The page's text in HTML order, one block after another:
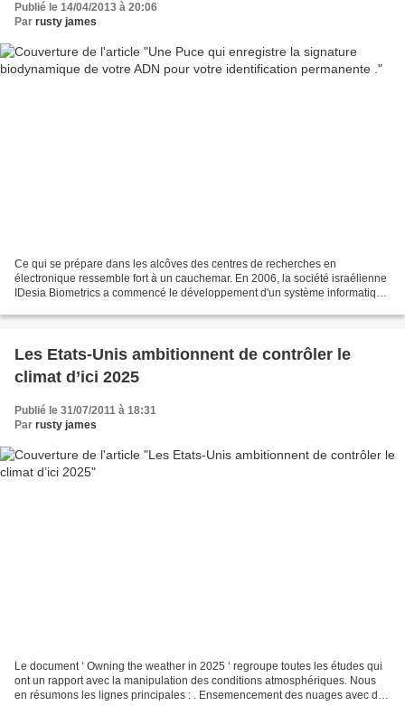
Publié le 14/04/2013 à 20:06
Par rusty james
Ce qui se prépare dans les alcôves des centres de recherches en
électronique ressemble fort à un cauchemar. En 2006, la société israélienne
IDesia Biometrics a commencé le développement d'un système informatique
Les Etats-Unis ambitionnent de contrôler le
climat d’ici 2025
Publié le 31/07/2011 à 18:31
Par rusty james
Le document ‘ Owning the weather in 2025 ‘ regroupe toutes les études qui
ont un rapport avec la manipulation des conditions atmosphériques. Nous
en résumons les lignes principales : . Ensemencement des nuages avec de